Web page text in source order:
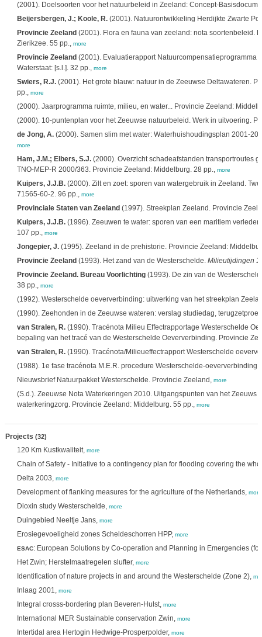
(2001). Doelsoorten voor het natuurbeleid in Zeeland: Concept-
Beijersbergen, J.; Koole, R.(2001). Natuurontwikkeling Herdijkte Zwarte
Provincie Zeeland (2001). Flora en fauna van zeeland: nota soortenbeleid.
Zierikzee. 55 pp., more
Provincie Zeeland (2001). Evaluatierapport Natuurcompensatieprogramma
Waterstaat: [s.l.]. 32 pp., more
Swiers, R.J.(2001). Het grote blauw: natuur in de Zeeuwse Deltawateren.
pp., more
(2000). Jaarprogramma ruimte, milieu, en water... Provincie Zeeland:
(2000). 10-puntenplan voor het Zeeuwse natuurbeleid. Werk in uitvoering.
de Jong, A.(2000). Samen slim met water: Waterhuishoudingsplan 2001-
more
Ham, J.M.; Elbers, S.J.(2000). Overzicht schadeafstanden transportroutes
TNO-MEP-R 2000/363. Provincie Zeeland: Middelburg. 28 pp., more
Kuipers, J.J.B.(2000). Zilt en zoet: sporen van watergebruik in Zeeland.
71565-60-2. 96 pp., more
Provinciale Staten van Zeeland (1997). Streekplan Zeeland. Provincie
Kuipers, J.J.B.(1996). Zeeuwen te water: sporen van een maritiem
107 pp., more
Jongepier, J.(1995). Zeeland in de prehistorie. Provincie Zeeland:
Provincie Zeeland (1993). Het zand van de Westerschelde. Milieutijdingen
Provincie Zeeland. Bureau Voorlichting(1993). De zin van de
38 pp., more
(1992). Westerschelde oeververbinding: uitwerking van het streekplan
(1990). Zeehonden in de Zeeuwse wateren: verslag studiedag,
van Stralen, R.(1990). Tracénota Milieu Effectrapportage Westerschelde
bepaling van het tracé van de Westerschelde Oeververbinding. Provincie
van Stralen, R.(1990). Tracénota/Milieueffectrapport Westerschelde
(1988). 1e fase tracénota M.E.R. procedure Westerschelde-
Nieuwsbrief Natuurpakket Westerschelde. Provincie Zeeland, more
(S.d.). Zeeuwse Nota Waterkeringen 2010. Uitgangspunten van het Zeeuws
waterkeringzorg. Provincie Zeeland: Middelburg. 55 pp., more
Projects (32)
120 Km Kustkwaliteit, more
Chain of Safety - Initiative to a contingency plan for flooding covering the
Delta 2003, more
Development of flanking measures for the agriculture of the Netherlands, more
Dioxin study Westerschelde, more
Duingebied Neeltje Jans, more
Erosiegevoeligheid zones Scheldeschorren HPP, more
ESAC: European Solutions by Co-operation and Planning in Emergencies
Het Zwin; Herstelmaatregelen slufter, more
Identification of nature projects in and around the Westerschelde (Zone 2),
Inlaag 2001, more
Integral crosss-bordering plan Beveren-Hulst, more
International MER Sustainable conservation Zwin, more
Intertidal area Hertogin Hedwige-Prosperpolder, more